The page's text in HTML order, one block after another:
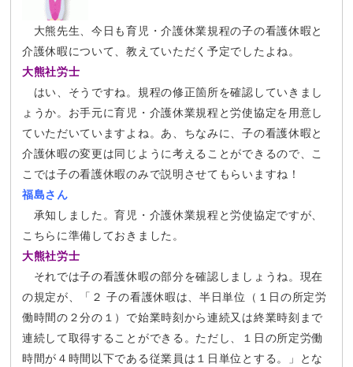
大熊先生、今日も育児・介護休業規程の子の看護休暇と
介護休暇について、教えていただく予定でしたよね。
大熊社労士
はい、そうですね。規程の修正箇所を確認していきまし
ょうか。お手元に育児・介護休業規程と労使協定を用意し
ていただいていますよね。あ、ちなみに、子の看護休暇と
介護休暇の変更は同じように考えることができるので、こ
こでは子の看護休暇のみで説明させてもらいますね！
福島さん
承知しました。育児・介護休業規程と労使協定ですが、
こちらに準備しておきました。
大熊社労士
それでは子の看護休暇の部分を確認しましょうね。現在
の規定が、「２ 子の看護休暇は、半日単位（１日の所定労
働時間の２分の１）で始業時刻から連続又は終業時刻まで
連続して取得することができる。ただし、１日の所定労働
時間が４時間以下である従業員は１日単位とする。」とな